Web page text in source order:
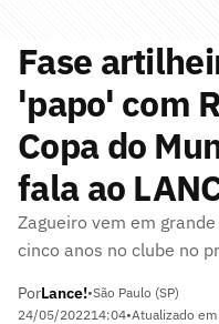
Fase
'papo' com
Copa do
fala ao
Zagueiro vem em
cinco anos no clube no
PorLance!•São Paulo (SP)
24/05/202214:04•Atualizado em